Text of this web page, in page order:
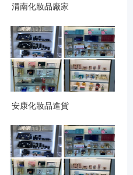
渭南化妝品廠家
安康化妝品進貨